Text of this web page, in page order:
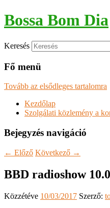
Bossa Bom Dia
Keresés
Fő menü
Tovább az elsődleges tartalomra
Kezdőlap
Szolgálati közlemény a
Bejegyzés navigáció
← Előző Következő →
BBD radioshow
Közzétéve 10/03/2017 Szerző: